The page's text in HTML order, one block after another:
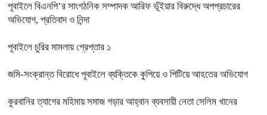
পূবাইলে বিএনপি’র সাংগঠনিক সম্পাদক আরিফ ভূঁইয়ার বিরুদ্ধে অপপ্রচারের
অভিযোগ, প্রতিবাদ ও নিন্দা
পূবাইলে চুরির মামলায় গ্রেপ্তার ১
জমি-সংক্রান্ত বিরোধে পূবাইলে ব্যক্তিকে কুপিয়ে ও পিটিয়ে আহতের অভিযোগ
কুরবানির ত্যাগের মহিমায় সমাজ গড়ার আহ্বান ব্যবসায়ী নেতা সেলিম খানের